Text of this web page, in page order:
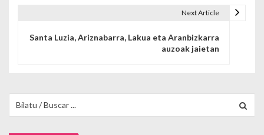
Next Article
Santa Luzia, Ariznabarra, Lakua eta Aranbizkarra
auzoak jaietan